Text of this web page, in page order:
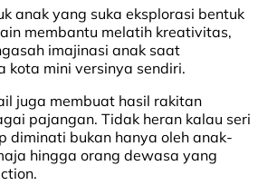
anak yang suka eksplorasi bentuk
membantu melatih kreativitas,
imajinasi anak saat
kota mini versinya sendiri.
juga membuat hasil rakitan
pajangan. Tidak heran kalau seri
diminati bukan hanya oleh anak-
hingga orang dewasa yang